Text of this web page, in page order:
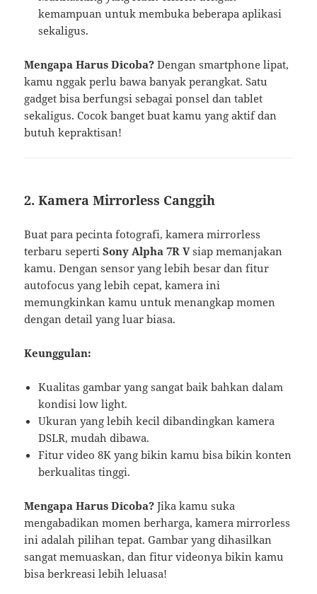
kemampuan untuk membuka beberapa aplikasi
sekaligus.
Mengapa Harus Dicoba? Dengan smartphone lipat,
kamu nggak perlu bawa banyak perangkat. Satu
gadget bisa berfungsi sebagai ponsel dan tablet
sekaligus. Cocok banget buat kamu yang aktif dan
butuh kepraktisan!
2.Kamera Mirrorless Canggih
Buat para pecinta fotografi, kamera mirrorless
terbaru sepertiSony Alpha 7R Vsiap memanjakan
kamu. Dengan sensor yang lebih besar dan fitur
autofocus yang lebih cepat, kamera ini
memungkinkan kamu untuk menangkap momen
dengan detail yang luar biasa.
Keunggulan:
Kualitas gambar yang sangat baik bahkan dalam
kondisi low light.
Ukuran yang lebih kecil dibandingkan kamera
DSLR, mudah dibawa.
Fitur video 8K yang bikin kamu bisa bikin konten
berkualitas tinggi.
Mengapa Harus Dicoba? Jika kamu suka
mengabadikan momen berharga, kamera mirrorless
ini adalah pilihan tepat. Gambar yang dihasilkan
sangat memuaskan, dan fitur videonya bikin kamu
bisa berkreasi lebih leluasa!